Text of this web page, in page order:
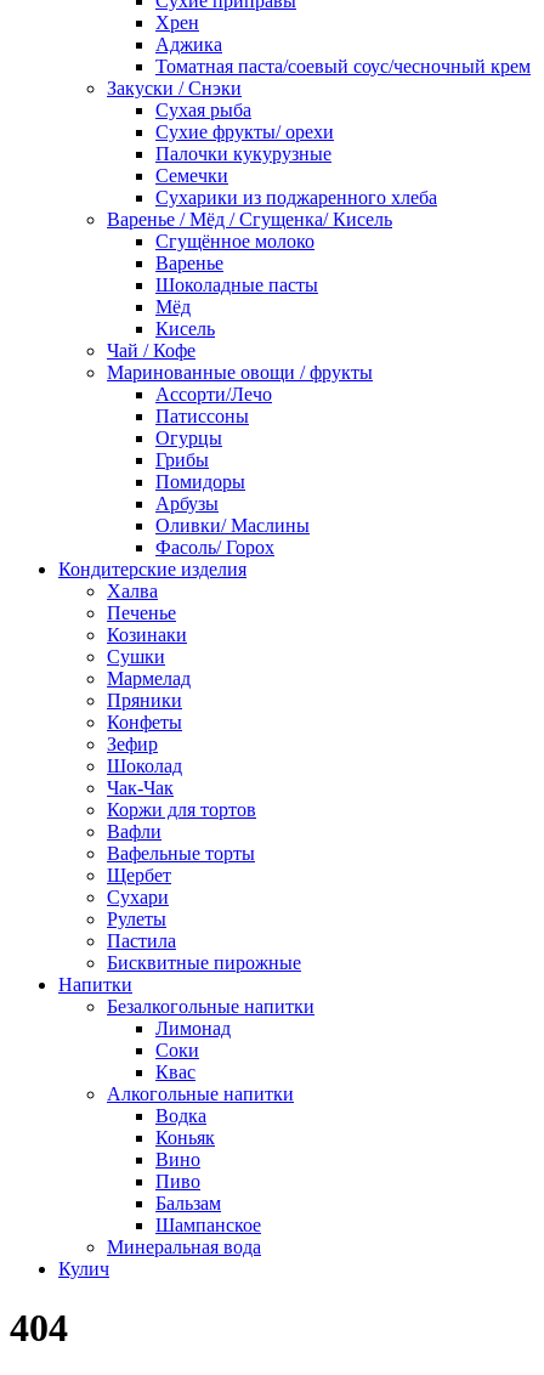
Хрен
Аджика
Томатная паста/соевый соус/чесночный крем
Закуски / Снэки
Сухая рыба
Сухие фрукты/ орехи
Палочки кукурузные
Семечки
Сухарики из поджаренного хлеба
Варенье / Мёд / Сгущенка/ Кисель
Сгущённое молоко
Варенье
Шоколадные пасты
Мёд
Кисель
Чай / Кофе
Маринованные овощи / фрукты
Ассорти/Лечо
Патиссоны
Огурцы
Грибы
Помидоры
Арбузы
Оливки/ Маслины
Фасоль/ Горох
Кондитерские изделия
Халва
Печенье
Козинаки
Сушки
Мармелад
Пряники
Конфеты
Зефир
Шоколад
Чак-Чак
Коржи для тортов
Вафли
Вафельные торты
Щербет
Сухари
Рулеты
Пастила
Бисквитные пирожные
Напитки
Безалкогольные напитки
Лимонад
Соки
Квас
Алкогольные напитки
Водка
Коньяк
Вино
Пиво
Бальзам
Шампанское
Минеральная вода
Кулич
404